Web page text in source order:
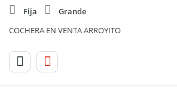
Fija
Grande
COCHERA EN VENTA ARROYITO